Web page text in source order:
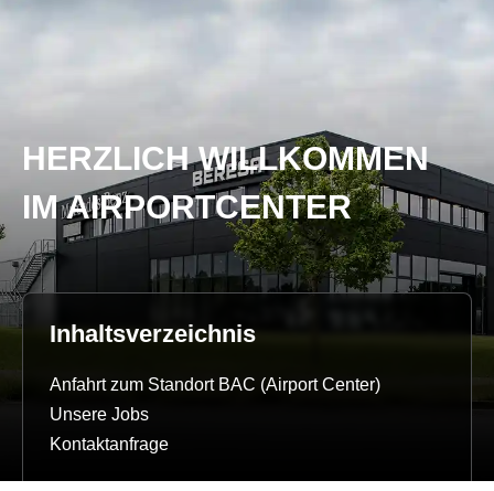
HERZLICH WILLKOMMEN
IM AIRPORTCENTER
Inhaltsverzeichnis
Anfahrt zum Standort BAC (Airport Center)
Unsere Jobs
Kontaktanfrage